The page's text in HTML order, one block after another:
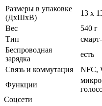
Размеры в упаковке
(ДхШхВ)
13 x
Вес
540 г
Тип
Беспроводная
зарядка
есть
Связь и коммутация
NFC,
Функции
Соцсети